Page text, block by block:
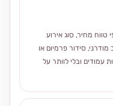
מחיר, סוג אירוע
סידור פרמיום או
עמודים ובלי לוותר על